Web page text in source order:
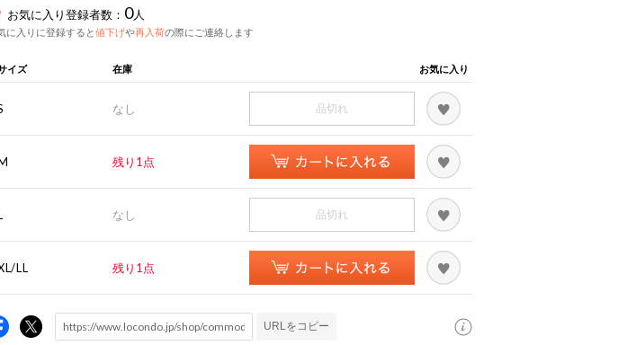
お気に入り登録者数： 0人
に入りに登録すると値下げや再入荷の際にご連絡します
イズ 在庫 お気に入り
なし 品切れ
残り1点
なし 品切れ
LL 残り1点
URLをコピー